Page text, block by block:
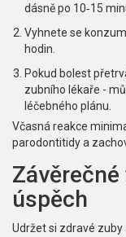
dásně po 10‑15
Vyhnete se
hodin.
Pokud bolest
zubního lékaře -
léčebného plánu.
Včasná reakce
parodontitidy a
úspěch
Udržet si zdravé